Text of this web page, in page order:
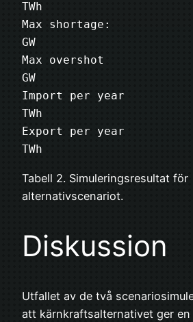
TWh
Max shortage:
GW
Max overshot
GW
Import per year
TWh
Export per year
TWh
Tabell 2. Simuleringsresultat för
alternativscenariot.
Diskussion
Utfallet av de två
att kärnkraftsalternativet ger en